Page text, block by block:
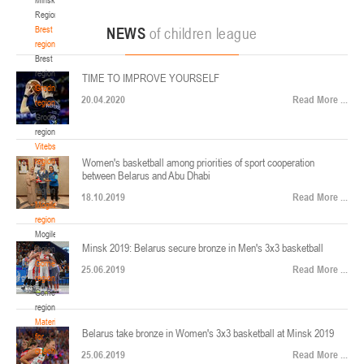
Region
Brest
region
Brest
region
Grodno
region
Grodno
region
Vitebsk
region
Vitebsk
region
Mogilev
region
Mogilev
region
Gomel
region
Gomel
region
Materials
for
coaches
ул. Ленинградская, 4
Минск
Финал четырех – юноши 2014-2015 гг.р., Дивизион 2, 22-24 апреля 2026 г., г.
Минск, ул. Стадионная, 3
U-12, девушки
V тур – девушки 2014-2015 гг.р., Дивизион 1, 17-19 апреля 2026 г., г. Гомель,
ул. Б.Хмельницкого, 118а
Минск
Финал 4-х – девушки 2010-2011 гг.р., Дивизион 2, 14-16 апреля 2026 г., г.
Минск, ул. Стадионная, 3
NEWS of children league
TIME TO IMPROVE YOURSELF
20.04.2020 Read More ...
Women's basketball among priorities of sport cooperation
between Belarus and Abu Dhabi
18.10.2019 Read More ...
Minsk 2019: Belarus secure bronze in Men's 3x3 basketball
25.06.2019 Read More ...
Belarus take bronze in Women's 3x3 basketball at Minsk 2019
25.06.2019 Read More ...